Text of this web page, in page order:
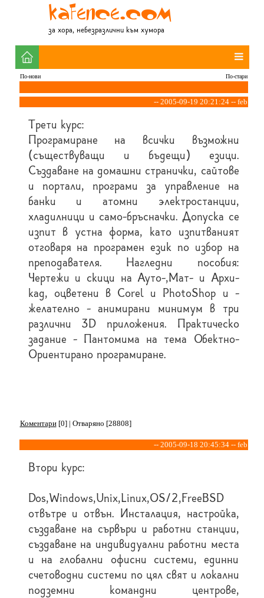
за хора, небезразлични към хумора
По-нови По-стари
-- 2005-09-19 20:21:24 -- feb
Трети курс:
Програмиране на всички възможни
(съществуващи и бъдещи) езици.
Създаване на домашни странички, сайтове
и портали, програми за управление на
банки и атомни электростанции,
хладилници и само-бръсначки. Допуска се
изпит в устна форма, като изпитваният
отговаря на програмен език по избор на
преподавателя. Нагледни пособия:
Чертежи и скици на Ауто-,Мат- и Архи-
кад, оцветени в Corel и PhotoShop и -
желателно - анимирани минимум в три
различни 3D приложения. Практическо
задание - Пантомима на тема Обектно-
Ориентирано програмиране.
Коментари[0] | Отваряно [28808]
-- 2005-09-18 20:45:34 -- feb
Втори курс:
Dos,Windows,Unix,Linux,OS/2,FreeBSD
отвътре и отвън. Инсталация, настройка,
създаване на сървъри и работни станции,
създаване на индивидуални работни места
и на глобални офисни системи, единни
счетоводни системи по цял свят и локални
подземни командни центрове,